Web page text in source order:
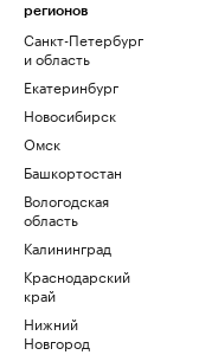
регионов
Санкт-Петербург
и область
Екатеринбург
Новосибирск
Омск
Башкортостан
Вологодская
область
Калининград
Краснодарский
край
Нижний
Новгород